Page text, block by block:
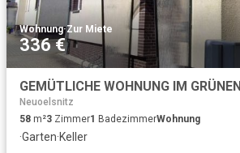
Wohnung·Zur Miete
336 €
GEMÜTLICHE WOHNUNG IM GRÜNEN
Neuoelsnitz
58 m²3 Zimmer1 BadezimmerWohnung
·Garten·Keller